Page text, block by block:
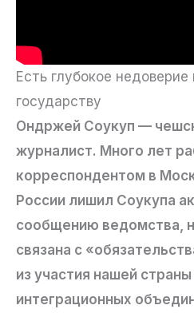
Есть глубокое
государству
Ондржей Соукуп —
журналист. Много лет
корреспондентом в
России лишил Соукупа
сообщению ведомства,
связана с
из участия нашей
интеграционных